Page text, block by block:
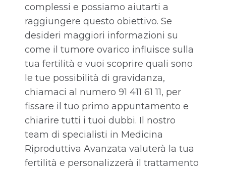
complessi e possiamo aiutarti a
raggiungere questo obiettivo. Se
desideri maggiori informazioni su
come il tumore ovarico influisce sulla
tua fertilità e vuoi scoprire quali sono
le tue possibilità di gravidanza,
chiamaci al numero 91 411 61 11, per
fissare il tuo primo appuntamento e
chiarire tutti i tuoi dubbi. Il nostro
team di specialisti in Medicina
Riproduttiva Avanzata valuterà la tua
fertilità e personalizzerà il trattamento